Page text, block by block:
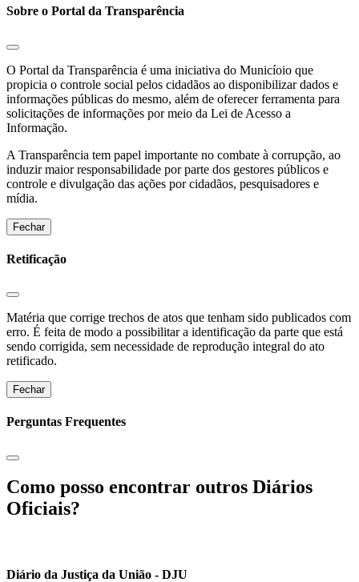
Sobre o Portal da Transparência
O Portal da Transparência é uma iniciativa do Municíoio que
propicia o controle social pelos cidadãos ao disponibilizar dados e
informações públicas do mesmo, além de oferecer ferramenta para
solicitações de informações por meio da Lei de Acesso a
Informação.
A Transparência tem papel importante no combate à corrupção, ao
induzir maior responsabilidade por parte dos gestores públicos e
controle e divulgação das ações por cidadãos, pesquisadores e
mídia.
Fechar
Retificação
Matéria que corrige trechos de atos que tenham sido publicados com
erro. É feita de modo a possibilitar a identificação da parte que está
sendo corrigida, sem necessidade de reprodução integral do ato
retificado.
Fechar
Perguntas Frequentes
Como posso encontrar outros Diários
Oficiais?
Diário da Justiça da União - DJU